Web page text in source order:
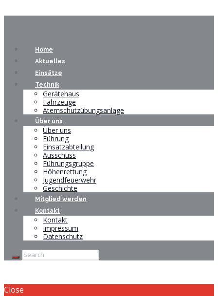
Home
Aktuelles
Einsätze
Technik
Gerätehaus
Fahrzeuge
Atemschutzübungsanlage
Über uns
Über uns
Führung
Einsatzabteilung
Ausschuss
Führungsgruppe
Höhenrettung
Jugendfeuerwehr
Geschichte
Mitglied werden
Kontakt
Kontakt
Impressum
Datenschutz
Close